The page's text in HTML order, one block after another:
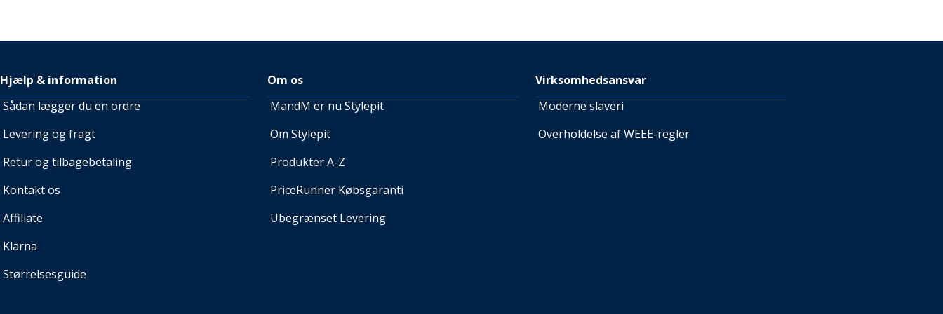
Hjælp & information
Sådan lægger du en ordre
Levering og fragt
Retur og tilbagebetaling
Kontakt os
Affiliate
Klarna
Størrelsesguide
Om os
MandM er nu Stylepit
Om Stylepit
Produkter A-Z
PriceRunner Købsgaranti
Ubegrænset Levering
Virksomhedsansvar
Moderne slaveri
Overholdelse af WEEE-regler